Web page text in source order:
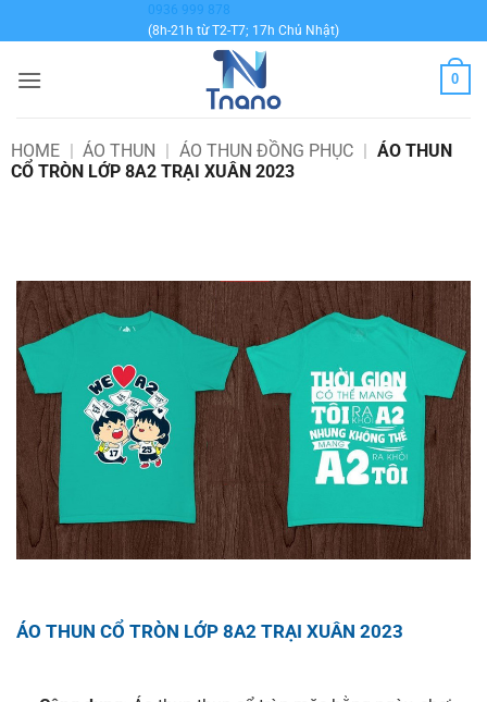
qua
dung
0936 999 878
(8h-21h từ T2-T7; 17h Chủ Nhật)
0
HOME | ÁO THUN | ÁO THUN ĐỒNG PHỤC | ÁO THUN
CỔ TRÒN LỚP 8A2 TRẠI XUÂN 2023
ÁO THUN CỔ TRÒN LỚP 8A2 TRẠI XUÂN 2023